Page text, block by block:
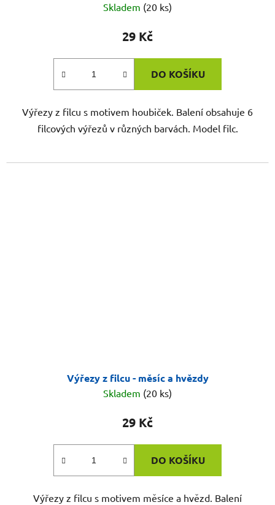
Skladem (20 ks)
29 Kč
DO KOŠÍKU
Výřezy z filcu s motivem houbiček. Balení obsahuje 6
filcových výřezů v různých barvách. Model filc.
Výřezy z filcu - měsíc a hvězdy
Skladem (20 ks)
29 Kč
DO KOŠÍKU
Výřezy z filcu s motivem měsíce a hvězd. Balení